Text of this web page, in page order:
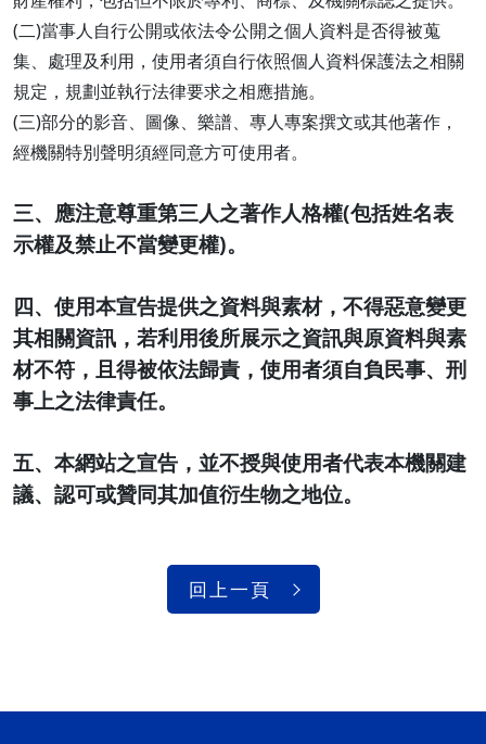
(二)當事人自行公開或依法令公開之個人資料是否得被蒐
集、處理及利用，使用者須自行依照個人資料保護法之相關
規定，規劃並執行法律要求之相應措施。
(三)部分的影音、圖像、樂譜、專人專案撰文或其他著作，
經機關特別聲明須經同意方可使用者。
三、應注意尊重第三人之著作人格權(包括姓名表
示權及禁止不當變更權)。
四、使用本宣告提供之資料與素材，不得惡意變更
其相關資訊，若利用後所展示之資訊與原資料與素
材不符，且得被依法歸責，使用者須自負民事、刑
事上之法律責任。
五、本網站之宣告，並不授與使用者代表本機關建
議、認可或贊同其加值衍生物之地位。
回上一頁